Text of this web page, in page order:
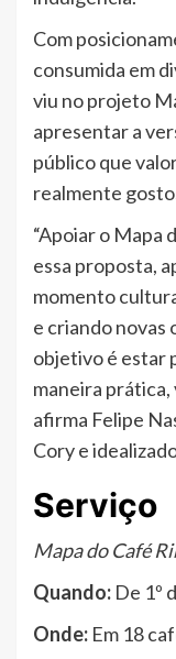
Com
consumida em
viu no projeto
apresentar a
público que
realmente
“Apoiar o Mapa
essa proposta,
momento
e criando novas
objetivo é estar
maneira prática,
afirma Felipe
Cory e
Serviço
Mapa do Café
Quando: De 1º
Onde: Em 18